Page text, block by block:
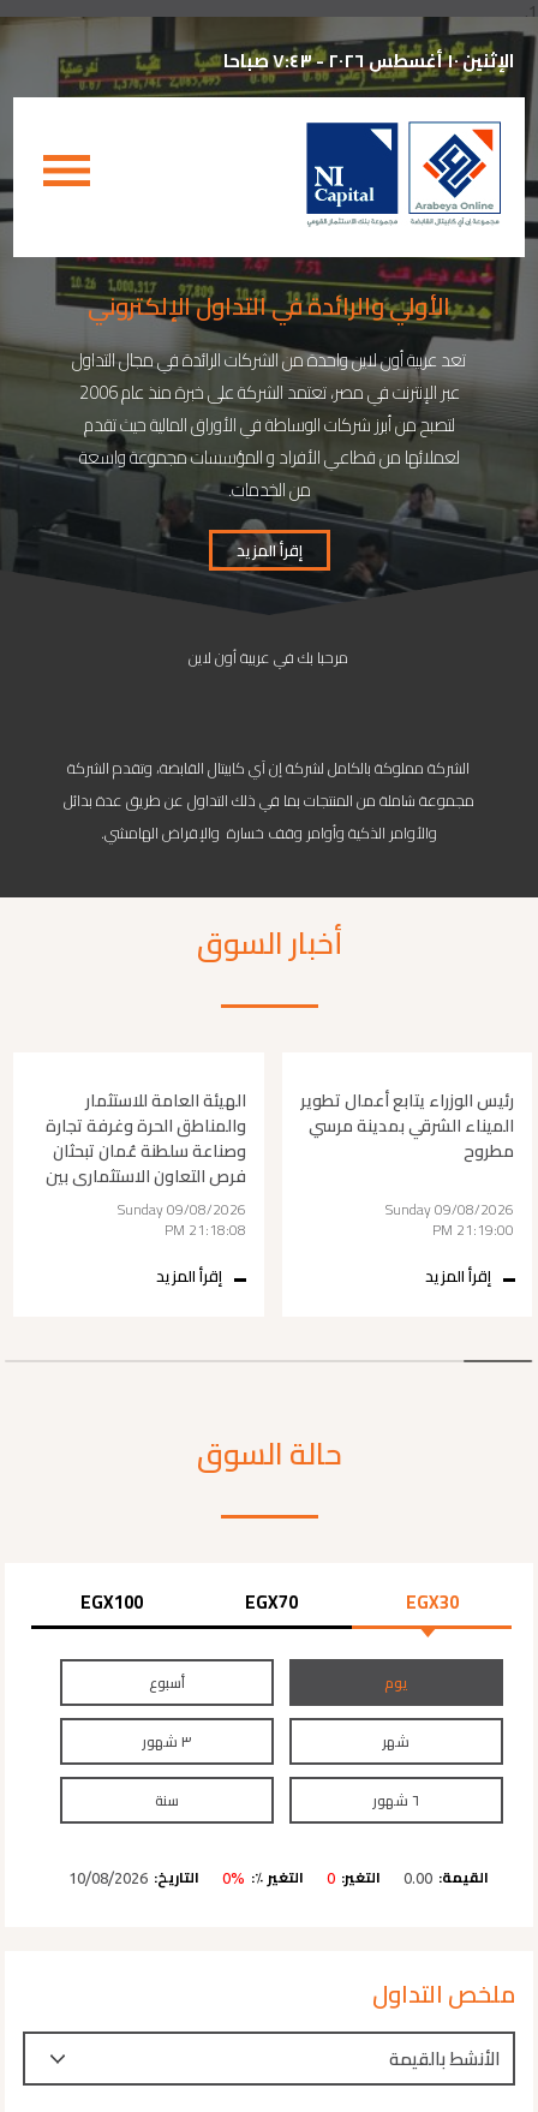
1.
الإثنين ١٠ أغسطس ٢٠٢٦ - ٧:٤٣ صباحا
اﻷولي والرائدة في التداول اﻹلكتروني
تعد عربية أون لاين واحدة من الشركات الرائدة في مجال التداول
عبر الإنترنت في مصر، تعتمد الشركة على خبرة منذ عام 2006
لتصبح من أبرز شركات الوساطة في الأوراق المالية حيث تقدم
لعملائها من قطاعي الأفراد و المؤسسات مجموعة واسعة
من الخدمات.
إقرأ المزيد
مرحبا بك في عربية أون لاين
الشركة مملوكة بالكامل لشركة إن آي كابيتال القابضة، وتقدم الشركة
مجموعة شاملة من المنتجات بما في ذلك التداول عن طريق عدة بدائل
والأوامر الذكية وأوامر وقف خسارة والإقراض الهامشي.
أخبار السوق
رئيس الوزراء يتابع أعمال تطوير
الميناء الشرقي بمدينة مرسي
مطروح
Sunday 09/08/2026
21:19:00 PM
إقرأ المزيد
الهيئة العامة للاستثمار
والمناطق الحرة وغرفة تجارة
وصناعة سلطنة عُمان تبحثان
فرص التعاون الاستثماري بين
البلدين
Sunday 09/08/2026
21:18:08 PM
إقرأ المزيد
حالة السوق
EGX30
EGX70
EGX100
يوم أسبوع
شهر ٣ شهور
٦ شهور سنة
القيمة: 0.00 التغير: 0 التغير ٪: 0% التاريخ: 10/08/2026
ملخص التداول